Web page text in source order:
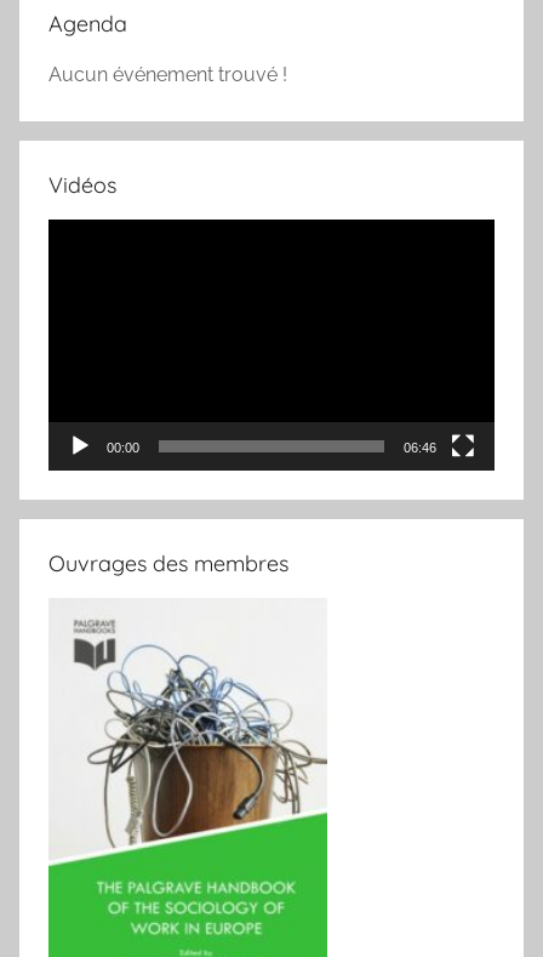
Agenda
Aucun événement trouvé !
Vidéos
00:00 06:46
Ouvrages des membres